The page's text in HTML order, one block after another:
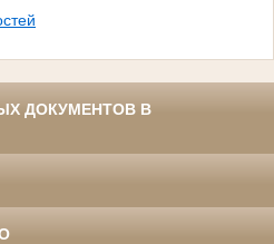
ДОКУМЕНТОВ В